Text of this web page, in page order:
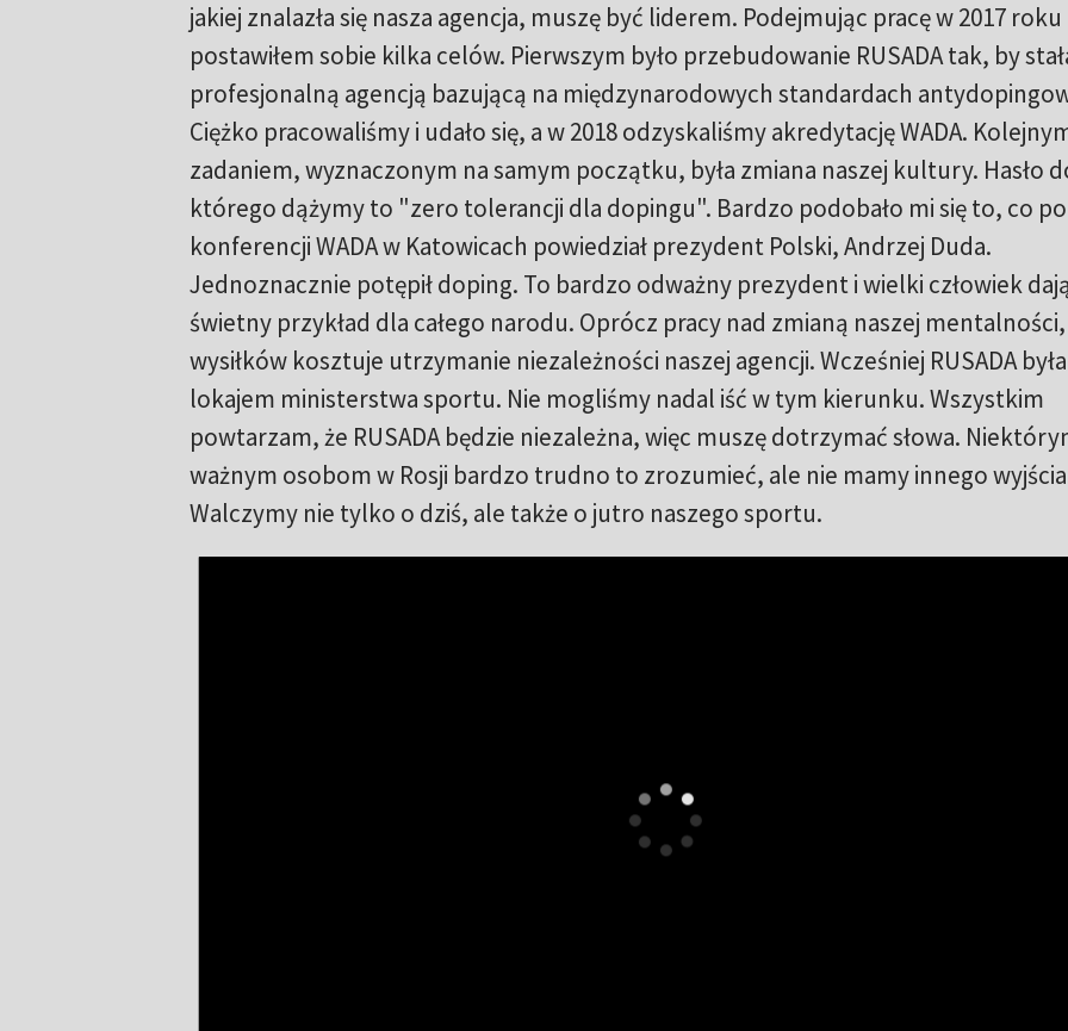
jakiej znalazła się nasza agencja, muszę być liderem. Podejmując pracę w 2017 roku
postawiłem sobie kilka celów. Pierwszym było przebudowanie RUSADA tak, by
profesjonalną agencją bazującą na międzynarodowych standardach
Ciężko pracowaliśmy i udało się, a w 2018 odzyskaliśmy akredytację WADA.
zadaniem, wyznaczonym na samym początku, była zmiana naszej kultury. Hasło
którego dążymy to "zero tolerancji dla dopingu". Bardzo podobało mi się to, co
konferencji WADA w Katowicach powiedział prezydent Polski, Andrzej Duda.
Jednoznacznie potępił doping. To bardzo odważny prezydent i wielki człowiek
świetny przykład dla całego narodu. Oprócz pracy nad zmianą naszej
wysiłków kosztuje utrzymanie niezależności naszej agencji. Wcześniej RUSADA była
lokajem ministerstwa sportu. Nie mogliśmy nadal iść w tym kierunku. Wszystkim
powtarzam, że RUSADA będzie niezależna, więc muszę dotrzymać słowa.
ważnym osobom w Rosji bardzo trudno to zrozumieć, ale nie mamy innego
Walczymy nie tylko o dziś, ale także o jutro naszego sportu.